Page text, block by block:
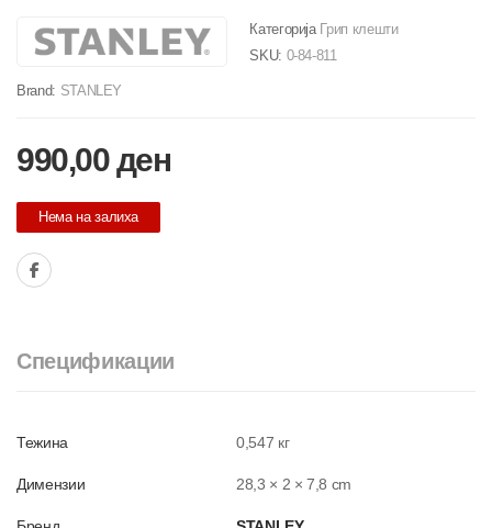
Категорија Грип клешти
SKU: 0-84-811
Brand: STANLEY
990,00ден
Нема на залиха
Спецификации
Тежина 0,547 кг
Димензии 28,3 × 2 × 7,8 cm